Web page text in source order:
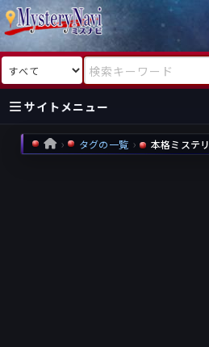
検索対象 検索キーワード
サイトメニュー
国内
海外
HOME タグの一覧 本格ミステリ